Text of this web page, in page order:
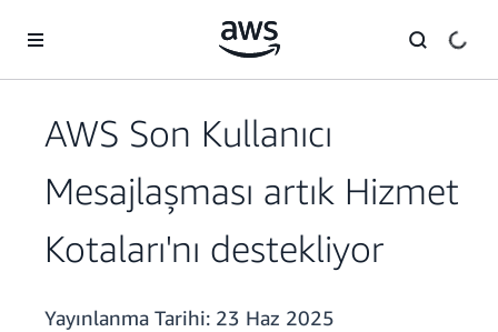
AWS Son Kullanıcı
Mesajlaşması artık Hizmet
Kotaları'nı destekliyor
Yayınlanma Tarihi: 23 Haz 2025